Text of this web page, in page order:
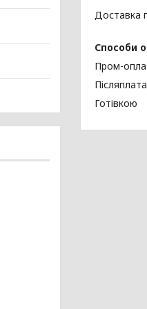
Доставка
Способи
Пром-
Післяплата
Готівкою